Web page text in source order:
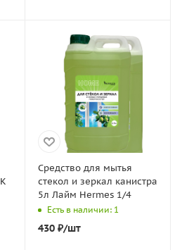
Средство для мытья
стекол и зеркал канистра
5л Лайм Hermes 1/4
Есть в наличии: 1
430₽/шт